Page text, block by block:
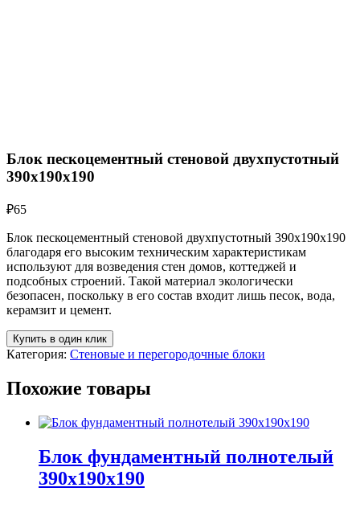
Блок пескоцементный стеновой двухпустотный
390х190х190
₽65
Блок пескоцементный стеновой двухпустотный 390х190х190
благодаря его высоким техническим характеристикам
используют для возведения стен домов, коттеджей и
подсобных строений. Такой материал экологически
безопасен, поскольку в его состав входит лишь песок, вода,
керамзит и цемент.
Купить в один клик
Категория: Стеновые и перегородочные блоки
Похожие товары
Блок фундаментный полнотелый
390х190х190